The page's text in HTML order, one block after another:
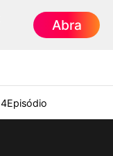
Abra
4Episódio